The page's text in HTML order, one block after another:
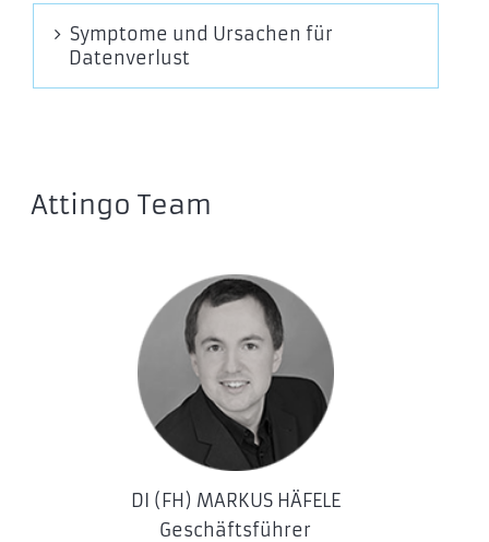
Symptome und Ursachen für
Datenverlust
Attingo Team
DI (FH) MARKUS HÄFELE
Geschäftsführer